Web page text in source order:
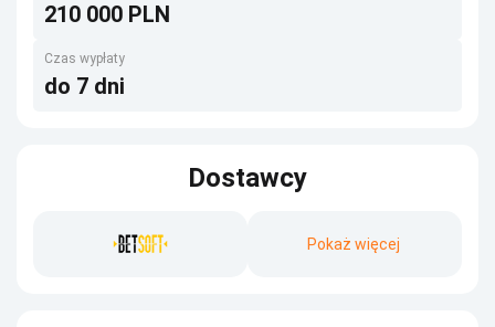
210 000 PLN
Czas wypłaty
do 7 dni
Dostawcy
Pokaż więcej